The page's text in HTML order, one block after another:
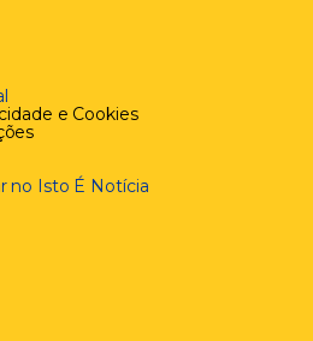
e Cookies
no Isto É Notícia